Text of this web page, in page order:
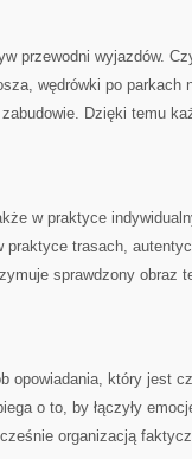
przewodni wyjazdów.
wędrówki po parkach
Dzięki temu
w praktyce
praktyce trasach,
sprawdzony obraz
opowiadania, który jest
o to, by łączyły
organizacją